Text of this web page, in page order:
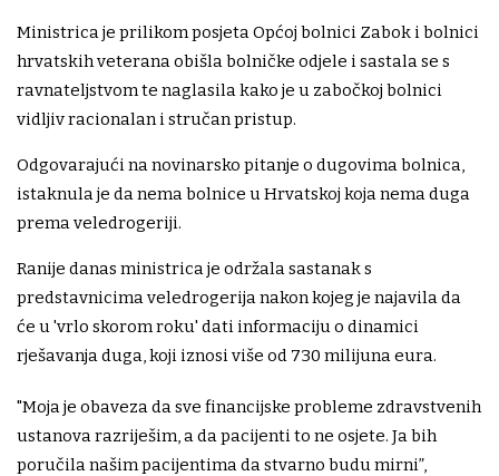
Ministrica je prilikom posjeta Općoj bolnici Zabok i bolnici
hrvatskih veterana obišla bolničke odjele i sastala se s
ravnateljstvom te naglasila kako je u zabočkoj bolnici
vidljiv racionalan i stručan pristup.
Odgovarajući na novinarsko pitanje o dugovima bolnica,
istaknula je da nema bolnice u Hrvatskoj koja nema duga
prema veledrogeriji.
Ranije danas ministrica je održala sastanak s
predstavnicima veledrogerija nakon kojeg je najavila da
će u 'vrlo skorom roku' dati informaciju o dinamici
rješavanja duga, koji iznosi više od 730 milijuna eura.
"Moja je obaveza da sve financijske probleme zdravstvenih
ustanova razriješim, a da pacijenti to ne osjete. Ja bih
poručila našim pacijentima da stvarno budu mirni”,